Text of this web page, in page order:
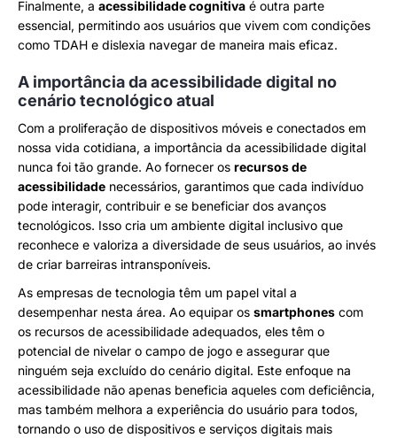
Finalmente, a acessibilidade cognitiva é outra parte
essencial, permitindo aos usuários que vivem com condições
como TDAH e dislexia navegar de maneira mais eficaz.
A importância da acessibilidade digital no
cenário tecnológico atual
Com a proliferação de dispositivos móveis e conectados em
nossa vida cotidiana, a importância da acessibilidade digital
nunca foi tão grande. Ao fornecer os recursos de
acessibilidade necessários, garantimos que cada indivíduo
pode interagir, contribuir e se beneficiar dos avanços
tecnológicos. Isso cria um ambiente digital inclusivo que
reconhece e valoriza a diversidade de seus usuários, ao invés
de criar barreiras intransponíveis.
As empresas de tecnologia têm um papel vital a
desempenhar nesta área. Ao equipar os smartphones com
os recursos de acessibilidade adequados, eles têm o
potencial de nivelar o campo de jogo e assegurar que
ninguém seja excluído do cenário digital. Este enfoque na
acessibilidade não apenas beneficia aqueles com deficiência,
mas também melhora a experiência do usuário para todos,
tornando o uso de dispositivos e serviços digitais mais